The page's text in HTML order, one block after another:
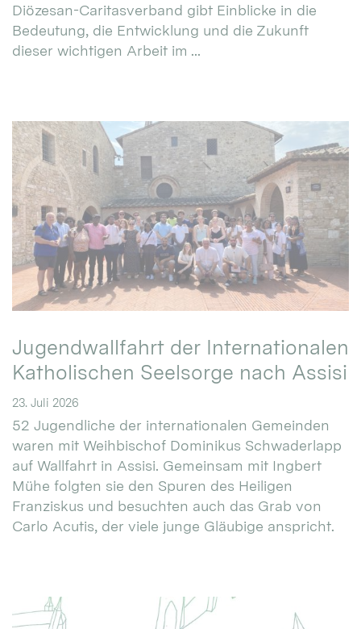
Diözesan-Caritasverband gibt Einblicke in die
Bedeutung, die Entwicklung und die Zukunft
dieser wichtigen Arbeit im ...
Jugendwallfahrt der Internationalen
Katholischen Seelsorge nach Assisi
23. Juli 2026
52 Jugendliche der internationalen Gemeinden
waren mit Weihbischof Dominikus Schwaderlapp
auf Wallfahrt in Assisi. Gemeinsam mit Ingbert
Mühe folgten sie den Spuren des Heiligen
Franziskus und besuchten auch das Grab von
Carlo Acutis, der viele junge Gläubige anspricht.